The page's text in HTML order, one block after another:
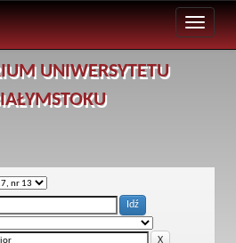
UNIWERSYTETU